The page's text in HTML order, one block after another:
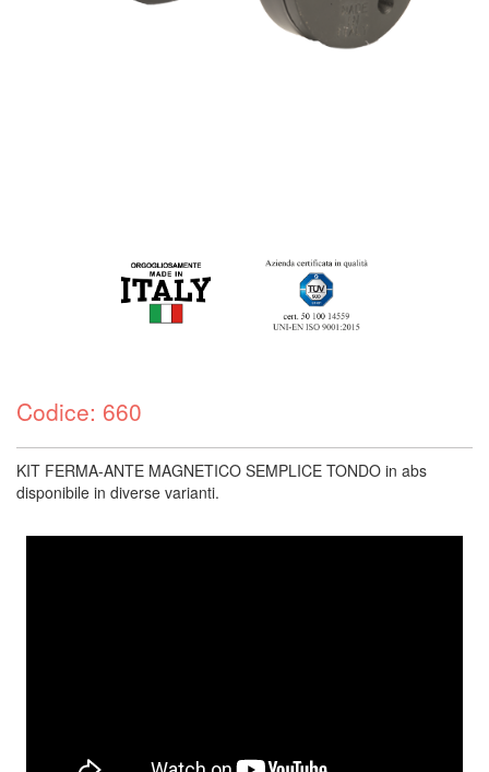
Codice: 660
KIT FERMA-ANTE MAGNETICO SEMPLICE TONDO in abs
disponibile in diverse varianti.